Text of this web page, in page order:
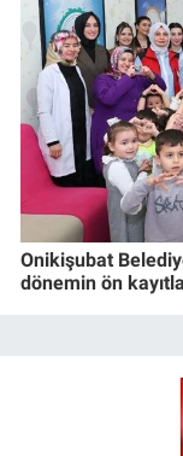
Onikişubat
dönemin ön